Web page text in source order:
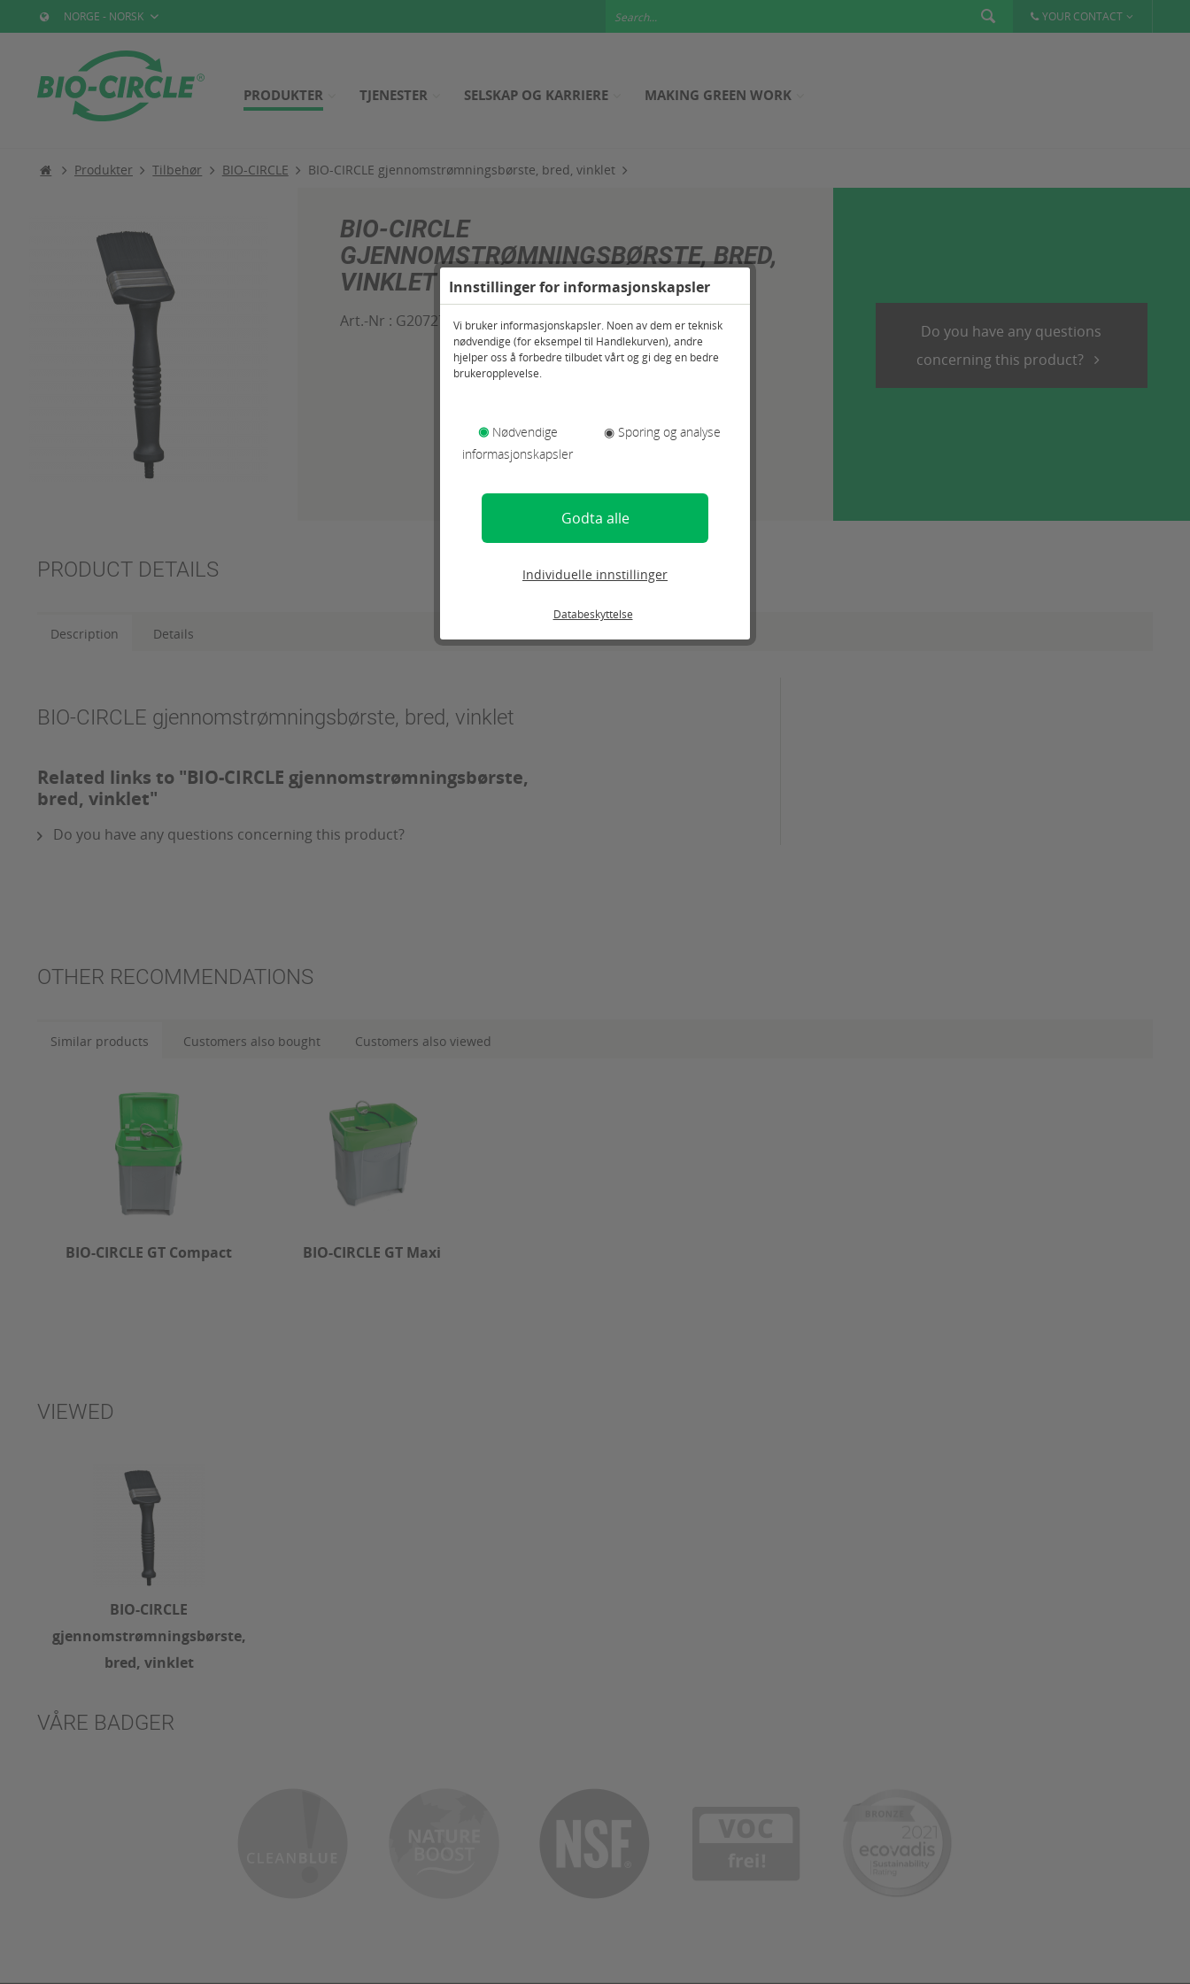
NORGE - NORSK YOUR CONTACT
PRODUKTER TJENESTER SELSKAP OG KARRIERE MAKING GREEN WORK
Produkter Tilbehør BIO-CIRCLE BIO-CIRCLE gjennomstrømningsbørste, bred, vinklet
BIO-CIRCLE
GJENNOMSTRØMNINGSBØRSTE, BRED,
VINKLET
Art.-Nr : G20727
Do you have any questions
concerning this product?
PRODUCT DETAILS
Description Details
BIO-CIRCLE gjennomstrømningsbørste, bred, vinklet
Related links to "BIO-CIRCLE gjennomstrømningsbørste,
bred, vinklet"
Do you have any questions concerning this product?
OTHER RECOMMENDATIONS
Similar products Customers also bought Customers also viewed
BIO-CIRCLE GT Compact BIO-CIRCLE GT Maxi
VIEWED
BIO-CIRCLE
gjennomstrømningsbørste,
bred, vinklet
VÅRE BADGER
Innstillinger for informasjonskapsler
Vi bruker informasjonskapsler. Noen av dem er teknisk
nødvendige (for eksempel til Handlekurven), andre
hjelper oss å forbedre tilbudet vårt og gi deg en bedre
brukeropplevelse.
◉Nødvendige
informasjonskapsler
◉ Sporing og analyse
Godta alle
Individuelle innstillinger
Databeskyttelse